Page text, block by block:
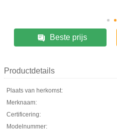
Beste prijs
Productdetails
Plaats van herkomst:
Merknaam:
Certificering:
Modelnummer: